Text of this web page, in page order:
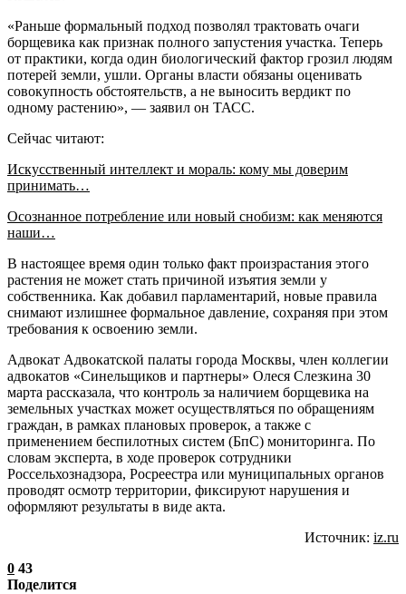
«Раньше формальный подход позволял трактовать очаги
борщевика как признак полного запустения участка. Теперь
от практики, когда один биологический фактор грозил людям
потерей земли, ушли. Органы власти обязаны оценивать
совокупность обстоятельств, а не выносить вердикт по
одному растению», — заявил он ТАСС.
Сейчас читают:
Искусственный интеллект и мораль: кому мы доверим
принимать…
Осознанное потребление или новый снобизм: как меняются
наши…
В настоящее время один только факт произрастания этого
растения не может стать причиной изъятия земли у
собственника. Как добавил парламентарий, новые правила
снимают излишнее формальное давление, сохраняя при этом
требования к освоению земли.
Адвокат Адвокатской палаты города Москвы, член коллегии
адвокатов «Синельщиков и партнеры» Олеся Слезкина 30
марта рассказала, что контроль за наличием борщевика на
земельных участках может осуществляться по обращениям
граждан, в рамках плановых проверок, а также с
применением беспилотных систем (БпС) мониторинга. По
словам эксперта, в ходе проверок сотрудники
Россельхознадзора, Росреестра или муниципальных органов
проводят осмотр территории, фиксируют нарушения и
оформляют результаты в виде акта.
Источник: iz.ru
0 43
Поделится